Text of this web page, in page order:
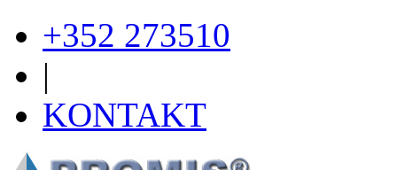
+352 273510
|
KONTAKT